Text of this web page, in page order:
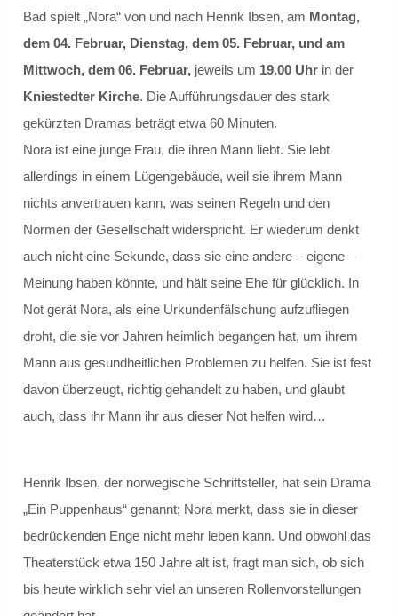
Oberstufe
Schulleitbild
Ansprechpartner
Gremien
Schulvorstand
Schulordnung
Berufliche Orientierung
Konzept
Bad spielt „Nora“ von und nach Henrik Ibsen, am Montag,
dem 04. Februar, Dienstag, dem 05. Februar, und am
Mittwoch, dem 06. Februar, jeweils um 19.00 Uhr in der
Kniestedter Kirche. Die Aufführungsdauer des stark
gekürzten Dramas beträgt etwa 60 Minuten.
Nora ist eine junge Frau, die ihren Mann liebt. Sie lebt
allerdings in einem Lügengebäude, weil sie ihrem Mann
nichts anvertrauen kann, was seinen Regeln und den
Normen der Gesellschaft widerspricht. Er wiederum denkt
auch nicht eine Sekunde, dass sie eine andere – eigene –
Meinung haben könnte, und hält seine Ehe für glücklich. In
Not gerät Nora, als eine Urkundenfälschung aufzufliegen
droht, die sie vor Jahren heimlich begangen hat, um ihrem
Mann aus gesundheitlichen Problemen zu helfen. Sie ist fest
davon überzeugt, richtig gehandelt zu haben, und glaubt
auch, dass ihr Mann ihr aus dieser Not helfen wird…
Henrik Ibsen, der norwegische Schriftsteller, hat sein Drama
„Ein Puppenhaus“ genannt; Nora merkt, dass sie in dieser
bedrückenden Enge nicht mehr leben kann. Und obwohl das
Theaterstück etwa 150 Jahre alt ist, fragt man sich, ob sich
bis heute wirklich sehr viel an unseren Rollenvorstellungen